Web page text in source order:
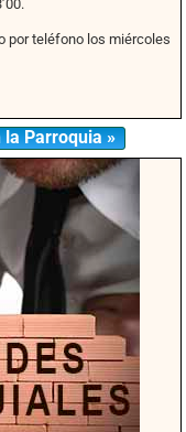
por teléfono los miércoles
Parroquia »